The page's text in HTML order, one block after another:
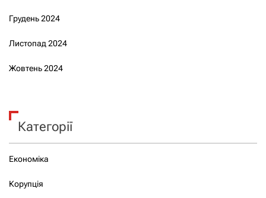
Грудень 2024
Листопад 2024
Жовтень 2024
Категорії
Економіка
Корупція